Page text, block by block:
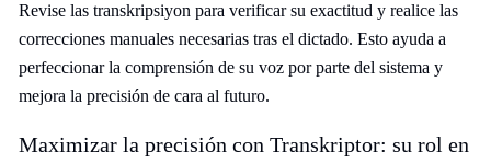
Revise las transkripsiyon para verificar su exactitud y realice las
correcciones manuales necesarias tras el dictado. Esto ayuda a
perfeccionar la comprensión de su voz por parte del sistema y
mejora la precisión de cara al futuro.
Maximizar la precisión con Transkriptor: su rol en